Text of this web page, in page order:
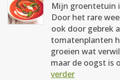
Mijn groentetuin
Door het rare
ook door gebrek
tomatenplanten
groeien wat
maar de oogst is
verder